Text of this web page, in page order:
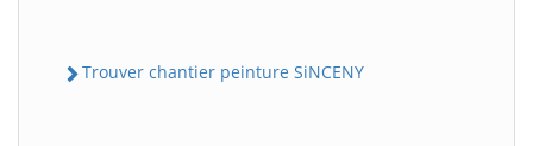
Trouver chantier peinture SiNCENY